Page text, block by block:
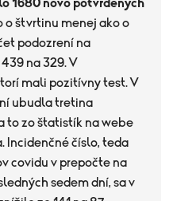
1680 novo potvrdených
o štvrtinu menej ako o
podozrení na
na 329. V
mali pozitívny test. V
ubudla tretina
to zo štatistík na webe
Incidenčné číslo, teda
covidu v prepočte na
sedem dní, sa v